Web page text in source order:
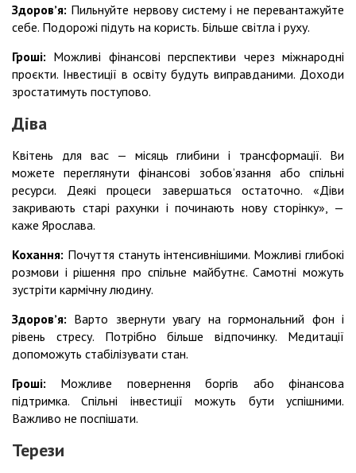
Здоровʼя: Пильнуйте нервову систему і не перевантажуйте
себе. Подорожі підуть на користь. Більше світла і руху.
Гроші: Можливі фінансові перспективи через міжнародні
проєкти. Інвестиції в освіту будуть виправданими. Доходи
зростатимуть поступово.
Діва
Квітень для вас — місяць глибини і трансформації. Ви
можете переглянути фінансові зобов’язання або спільні
ресурси. Деякі процеси завершаться остаточно. «Діви
закривають старі рахунки і починають нову сторінку», —
каже Ярослава.
Кохання: Почуття стануть інтенсивнішими. Можливі глибокі
розмови і рішення про спільне майбутнє. Самотні можуть
зустріти кармічну людину.
Здоровʼя: Варто звернути увагу на гормональний фон і
рівень стресу. Потрібно більше відпочинку. Медитації
допоможуть стабілізувати стан.
Гроші: Можливе повернення боргів або фінансова
підтримка. Спільні інвестиції можуть бути успішними.
Важливо не поспішати.
Терези